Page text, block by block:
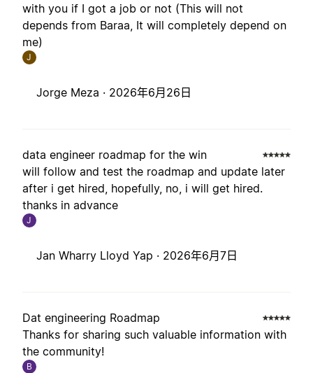
with you if I got a job or not (This will not
depends from Baraa, It will completely depend on
me)
J
Jorge Meza · 2026年6月26日
data engineer roadmap for the win
will follow and test the roadmap and update later
after i get hired, hopefully, no, i will get hired.
thanks in advance
J
Jan Wharry Lloyd Yap · 2026年6月7日
Dat engineering Roadmap
Thanks for sharing such valuable information with
the community!
B